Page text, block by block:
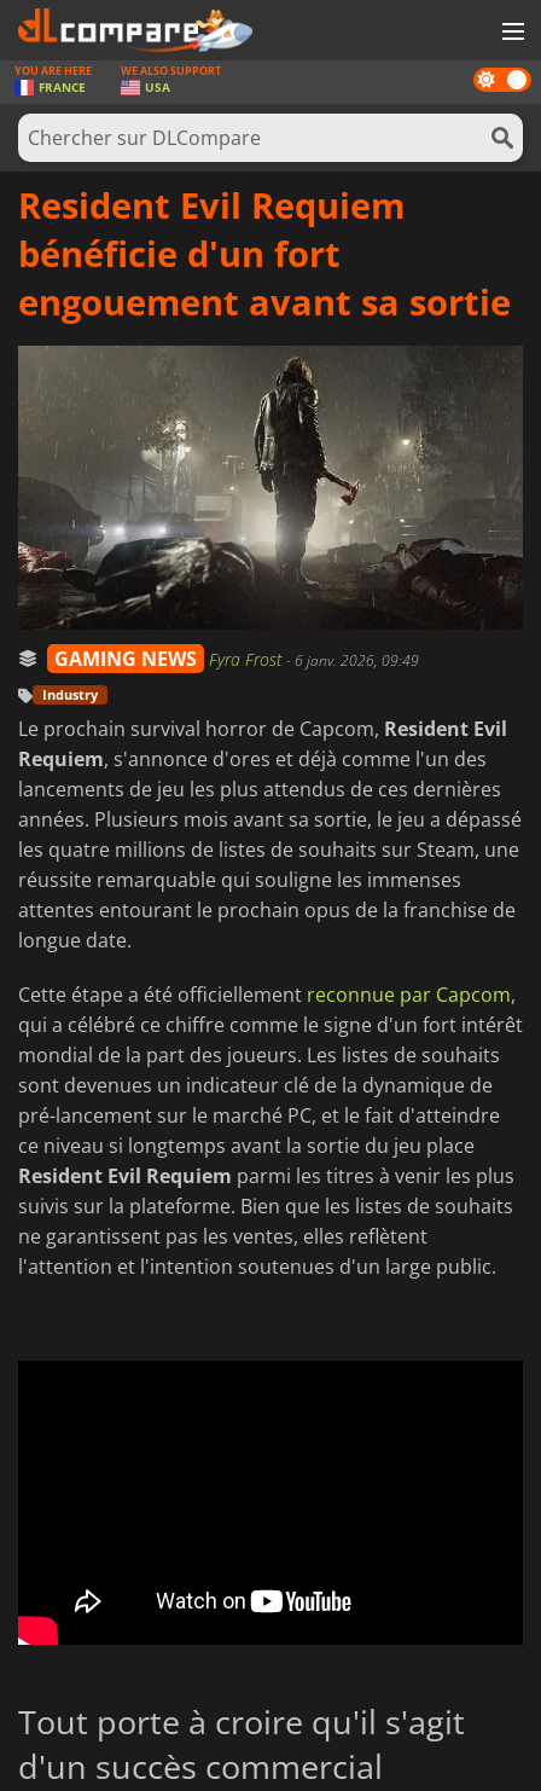
JEUX
CARTES PRÉPAYÉES
LOGICIELS
SE CONNECTER OU S'INSCRIRE
Dark
mode
YOU ARE HERE
FRANCE
WE ALSO SUPPORT
USA
Resident Evil Requiem
bénéficie d'un fort
engouement avant sa sortie
GAMING NEWS Fyra Frost-6 janv. 2026, 09:49
Industry
Le prochain survival horror de Capcom, Resident Evil
Requiem, s'annonce d'ores et déjà comme l'un des
lancements de jeu les plus attendus de ces dernières
années. Plusieurs mois avant sa sortie, le jeu a dépassé
les quatre millions de listes de souhaits sur Steam, une
réussite remarquable qui souligne les immenses
attentes entourant le prochain opus de la franchise de
longue date.
Cette étape a été officiellement reconnue par Capcom,
qui a célébré ce chiffre comme le signe d'un fort intérêt
mondial de la part des joueurs. Les listes de souhaits
sont devenues un indicateur clé de la dynamique de
pré-lancement sur le marché PC, et le fait d'atteindre
ce niveau si longtemps avant la sortie du jeu place
Resident Evil Requiem parmi les titres à venir les plus
suivis sur la plateforme. Bien que les listes de souhaits
ne garantissent pas les ventes, elles reflètent
l'attention et l'intention soutenues d'un large public.
Tout porte à croire qu'il s'agit
d'un succès commercial